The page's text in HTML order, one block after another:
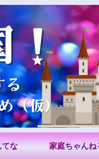
てな 家庭ちゃんね